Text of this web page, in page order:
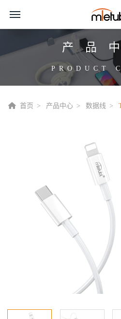
产品
PRODUCT
首页 产品中心 数据线